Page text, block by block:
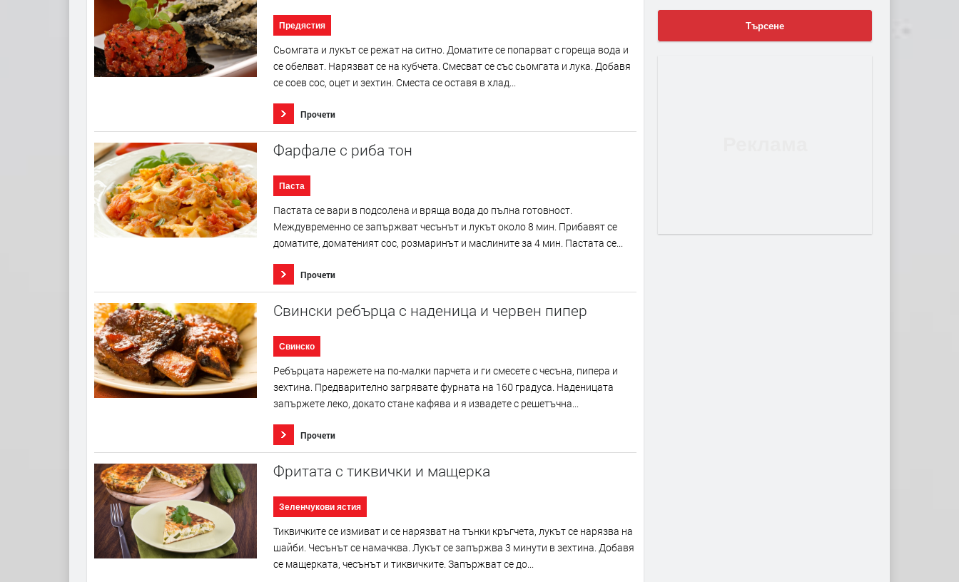
Предястия
Сьомгата и лукът се режат на ситно. Доматите се попарват с гореща вода и
се обелват. Нарязват се на кубчета. Смесват се със сьомгата и лука. Добавя
се соев сос, оцет и зехтин. Сместа се оставя в хлад...
Прочети
Фарфале с риба тон
Паста
Пастата се вари в подсолена и вряща вода до пълна готовност.
Междувременно се запържват чесънът и лукът около 8 мин. Прибавят се
доматите, доматеният сос, розмаринът и маслините за 4 мин. Пастата се...
Прочети
Свински ребърца с наденица и червен пипер
Свинско
Ребърцата нарежете на по-малки парчета и ги смесете с чесъна, пипера и
зехтина. Предварително загрявате фурната на 160 градуса. Наденицата
запържете леко, докато стане кафява и я извадете с решетъчна...
Прочети
Фритата с тиквички и мащерка
Зеленчукови ястия
Тиквичките се измиват и се нарязват на тънки кръгчета, лукът се нарязва на
шайби. Чесънът се намачква. Лукът се запържва 3 минути в зехтина. Добавя
се мащерката, чесънът и тиквичките. Запържват се до...
Търсене